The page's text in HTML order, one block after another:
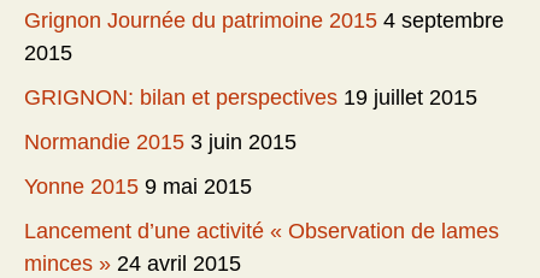
Grignon Journée du patrimoine 2015 4 septembre
2015
GRIGNON: bilan et perspectives 19 juillet 2015
Normandie 2015 3 juin 2015
Yonne 2015 9 mai 2015
Lancement d’une activité « Observation de lames
minces » 24 avril 2015